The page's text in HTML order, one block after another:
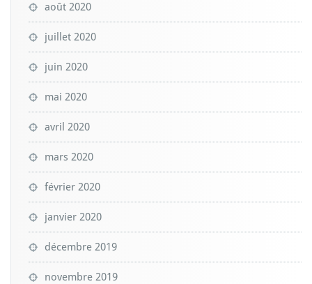
août 2020
juillet 2020
juin 2020
mai 2020
avril 2020
mars 2020
février 2020
janvier 2020
décembre 2019
novembre 2019